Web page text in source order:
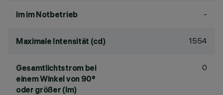
lm im Notbetrieb -
Maximale Intensität (cd) 1554
Gesamtlichtstrom bei
einem Winkel von 90°
oder größer (lm)
0